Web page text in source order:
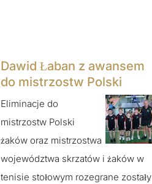
Dawid Łaban z awansem
do mistrzostw Polski
Eliminacje do
mistrzostw Polski
żaków oraz mistrzostwa
województwa skrzatów i żaków w
tenisie stołowym rozegrane zostały